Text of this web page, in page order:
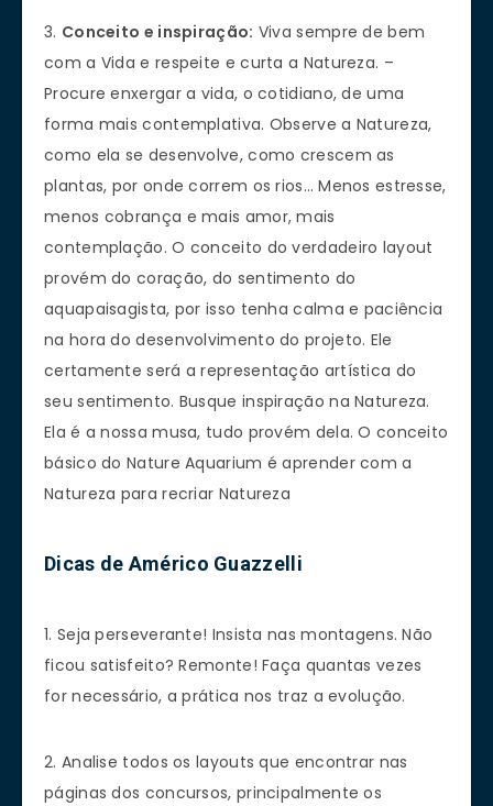
3. Conceito e inspiração: Viva sempre de bem
com a Vida e respeite e curta a Natureza. –
Procure enxergar a vida, o cotidiano, de uma
forma mais contemplativa. Observe a Natureza,
como ela se desenvolve, como crescem as
plantas, por onde correm os rios… Menos estresse,
menos cobrança e mais amor, mais
contemplação. O conceito do verdadeiro layout
provém do coração, do sentimento do
aquapaisagista, por isso tenha calma e paciência
na hora do desenvolvimento do projeto. Ele
certamente será a representação artística do
seu sentimento. Busque inspiração na Natureza.
Ela é a nossa musa, tudo provém dela. O conceito
básico do Nature Aquarium é aprender com a
Natureza para recriar Natureza
Dicas de Américo Guazzelli
1. Seja perseverante! Insista nas montagens. Não
ficou satisfeito? Remonte! Faça quantas vezes
for necessário, a prática nos traz a evolução.
2. Analise todos os layouts que encontrar nas
páginas dos concursos, principalmente os